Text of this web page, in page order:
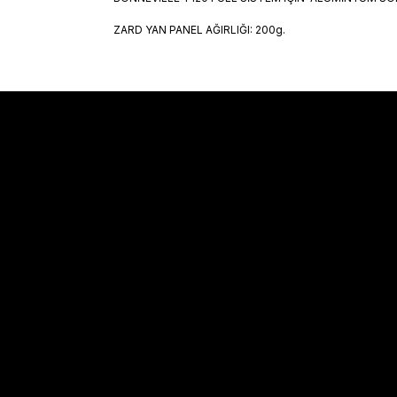
ZARD YAN PANEL AĞIRLIĞI: 200g.